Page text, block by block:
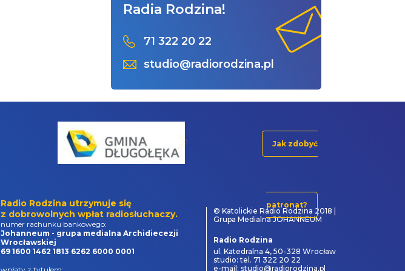
Radia Rodzina!
71 322 20 22
studio@radiorodzina.pl
Jak zdobyć
patronat?
Radio Rodzina utrzymuje się
z dobrowolnych wpłat radiosłuchaczy.
numer rachunku bankowego:
Johanneum - grupa medialna Archidiecezji
Wrocławskiej
69 1600 1462 1813 6262 6000 0001
© Katolickie Radio Rodzina 2018 |
Grupa Medialna JOHANNEUM
Radio Rodzina
ul. Katedralna 4, 50-328 Wrocław
studio: tel. 71 322 20 22
e-mail: studio@radiorodzina.pl